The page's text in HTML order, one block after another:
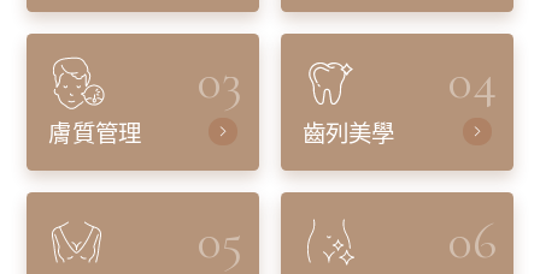
03
膚質管理
04
齒列美學
05 06